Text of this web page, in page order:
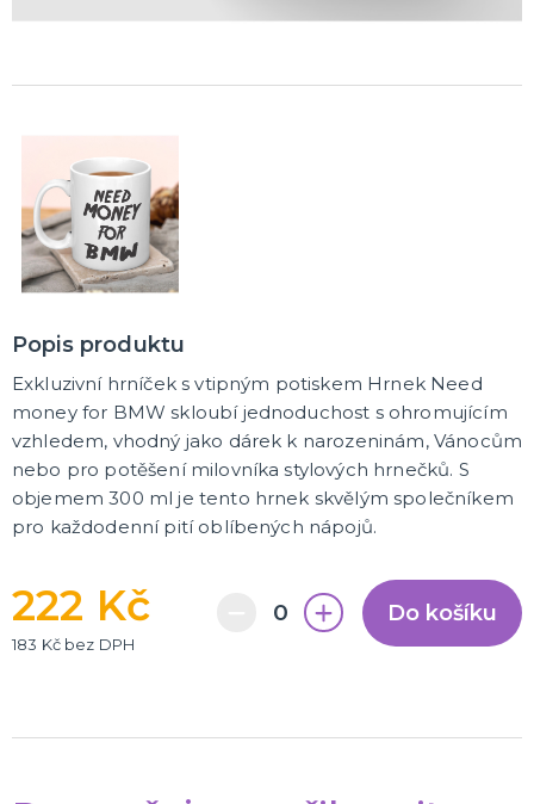
Popis produktu
Exkluzivní hrníček s vtipným potiskem Hrnek Need
money for BMW skloubí jednoduchost s ohromujícím
vzhledem, vhodný jako dárek k narozeninám, Vánocům
nebo pro potěšení milovníka stylových hrnečků. S
objemem 300 ml je tento hrnek skvělým společníkem
pro každodenní pití oblíbených nápojů.
222 Kč
183 Kč bez DPH
Do košíku